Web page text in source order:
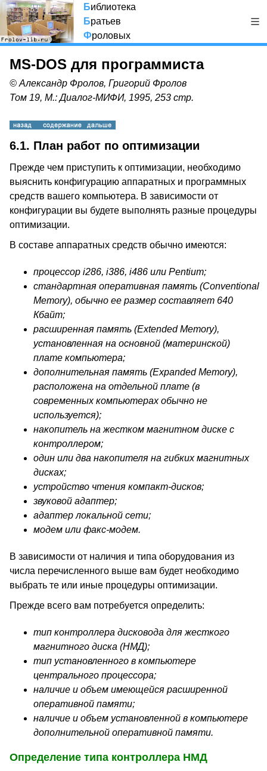
Библиотека
Братьев
Фроловых
MS-DOS для программиста
© Александр Фролов, Григорий Фролов
Том 19, М.: Диалог-МИФИ, 1995, 253 стр.
6.1. План работ по оптимизации
Прежде чем приступить к оптимизации, необходимо
выяснить конфигурацию аппаратных и программных
средств вашего компьютера. В зависимости от
конфигурации вы будете выполнять разные процедуры
оптимизации.
В составе аппаратных средств обычно имеются:
процессор i286, i386, i486 или Pentium;
стандартная оперативная память (Conventional
Memory), обычно ее размер составляет 640
Кбайт;
расширенная память (Extended Memory),
установленная на основной (материнской)
плате компьютера;
дополнительная память (Expanded Memory),
расположена на отдельной плате (в
современных компьютерах обычно не
используется);
накопитель на жестком магнитном диске с
контроллером;
один или два накопителя на гибких магнитных
дисках;
устройство чтения компакт-дисков;
звуковой адаптер;
адаптер локальной сети;
модем или факс-модем.
В зависимости от наличия и типа оборудования из
числа перечисленного выше вам будет необходимо
выбрать те или иные процедуры оптимизации.
Прежде всего вам потребуется определить:
тип контроллера дисковода для жесткого
магнитного диска (НМД);
тип установленного в компьютере
центрального процессора;
наличие и объем имеющейся расширенной
оперативной памяти;
наличие и объем установленной в компьютере
дополнительной оперативной памяти.
Определение типа контроллера НМД